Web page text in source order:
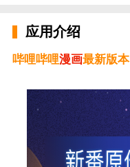
应用介绍
哔哩哔哩漫画最新版本